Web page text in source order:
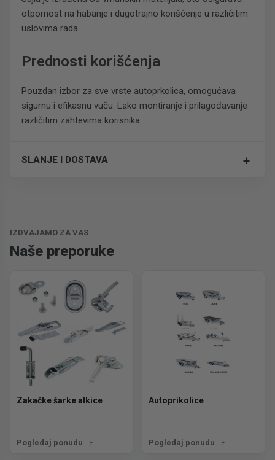
otpornost na habanje i dugotrajno korišćenje u različitim
uslovima rada.
Prednosti korišćenja
Pouzdan izbor za sve vrste autoprkolica, omogućava
sigurnu i efikasnu vuču. Lako montiranje i prilagođavanje
različitim zahtevima korisnika.
SLANJE I DOSTAVA +
IZDVAJAMO ZA VAS
Naše preporuke
Zakačke šarke alkice
Pogledaj ponudu
Autoprikolice
Pogledaj ponudu